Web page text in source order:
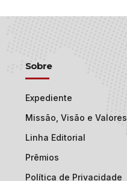
Sobre
Expediente
Missão, Visão e Valores
Linha Editorial
Prêmios
Política de Privacidade